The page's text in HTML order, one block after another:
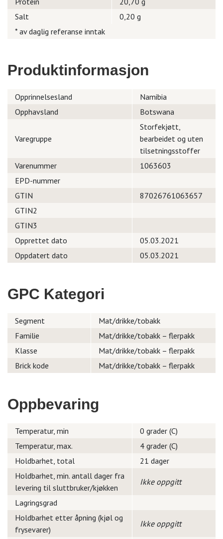
Salt
0,20 g
* av daglig referanse inntak
Produktinformasjon
Opprinnelsesland
Namibia
Opphavsland
Botswana
Varegruppe
Storfekjøtt,
bearbeidet og uten
tilsetningsstoffer
Varenummer
1063603
EPD-nummer
GTIN
87026761063657
GTIN2
GTIN3
Opprettet dato
05.03.2021
Oppdatert dato
05.03.2021
GPC Kategori
Segment
Mat/drikke/tobakk
Familie
Mat/drikke/tobakk – flerpakk
Klasse
Mat/drikke/tobakk – flerpakk
Brick kode
Mat/drikke/tobakk – flerpakk
Oppbevaring
Temperatur, min
0 grader (C)
Temperatur, max.
4 grader (C)
Holdbarhet, total
21 dager
Holdbarhet, min. antall dager fra
levering til sluttbruker/kjøkken
Ikke oppgitt
Lagringsgrad
Holdbarhet etter åpning (kjøl og
frysevarer)
Ikke oppgitt